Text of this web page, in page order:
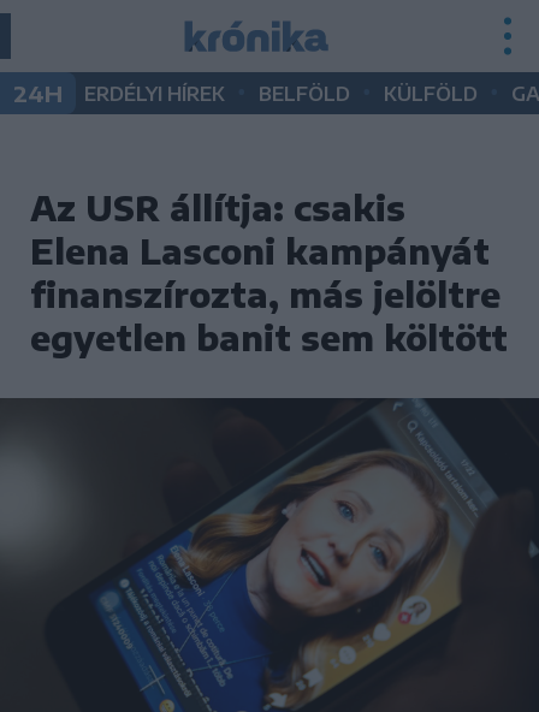
24H ERDÉLYI HÍREK BELFÖLD KÜLFÖLD
Az USR állítja: csakis
Elena Lasconi kampányát
finanszírozta, más jelöltre
egyetlen banit sem költött